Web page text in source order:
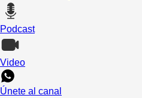
Podcast
Video
Únete al canal